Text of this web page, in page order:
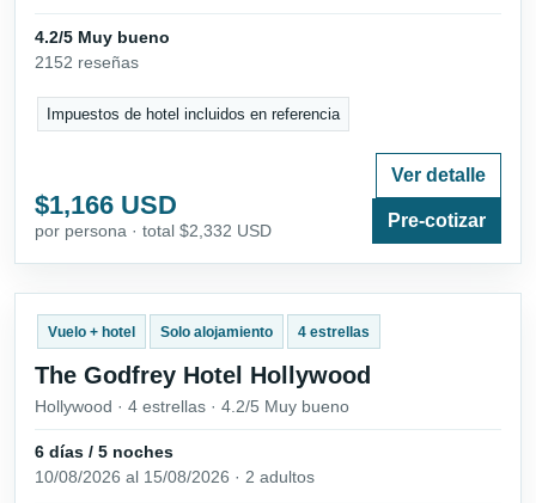
4.2/5 Muy bueno
2152 reseñas
Impuestos de hotel incluidos en referencia
$1,166 USD
por persona · total $2,332 USD
Ver detalle
Pre-cotizar
Vuelo + hotel Solo alojamiento 4 estrellas
The Godfrey Hotel Hollywood
Hollywood · 4 estrellas · 4.2/5 Muy bueno
6 días / 5 noches
10/08/2026 al 15/08/2026 · 2 adultos